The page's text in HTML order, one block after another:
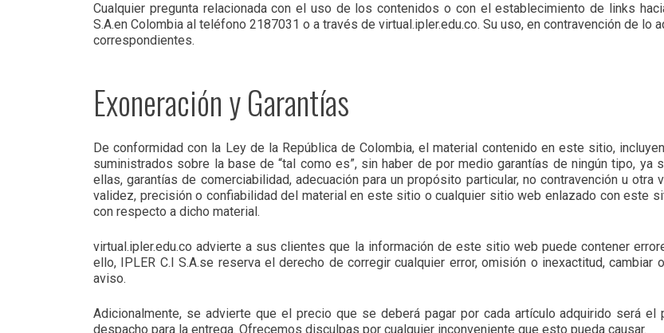
Cualquier pregunta relacionada con el uso de los contenidos o con el establecimiento de links
S.A.en Colombia al teléfono 2187031 o a través de virtual.ipler.edu.co. Su uso, en contravención de
correspondientes.
Exoneración y Garantías
De conformidad con la Ley de la República de Colombia, el material contenido en este sitio,
suministrados sobre la base de “tal como es”, sin haber de por medio garantías de ningún tipo,
ellas, garantías de comerciabilidad, adecuación para un propósito particular, no contravención u otra
validez, precisión o confiabilidad del material en este sitio o cualquier sitio web enlazado con este
con respecto a dicho material.
virtual.ipler.edu.co advierte a sus clientes que la información de este sitio web puede contener
ello, IPLER C.I S.A.se reserva el derecho de corregir cualquier error, omisión o inexactitud,
aviso.
Adicionalmente, se advierte que el precio que se deberá pagar por cada artículo adquirido será
despacho para la entrega. Ofrecemos disculpas por cualquier inconveniente que esto pueda causar.